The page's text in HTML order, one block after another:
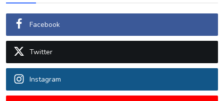
Facebook
Twitter
Instagram